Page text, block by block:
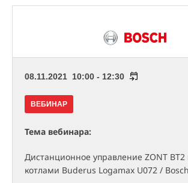
08.11.2021 10:00 - 12:30
ВЕБИНАР
Тема вебинара:
Дистанционное управление ZONT
котлами Buderus Logamax U072 /